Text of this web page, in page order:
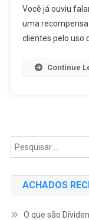
Você já ouviu
uma
clientes pelo uso
Continue
ACHADOS
O que são